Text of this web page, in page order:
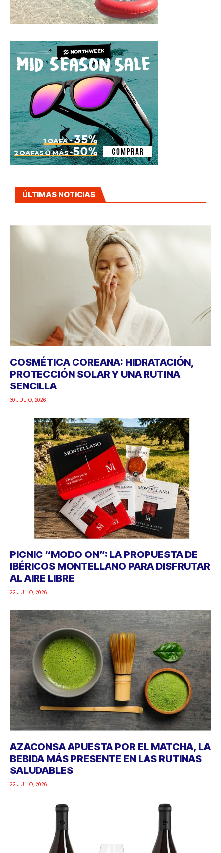
ÚLTIMAS NOTICIAS
COSMÉTICA COREANA: HIDRATACIÓN,
PROTECCIÓN SOLAR Y UNA RUTINA
SENCILLA
30 JULIO, 2026
PICNIC “MODO ON”: LA PROPUESTA DE
IBÉRICOS MONTELLANO PARA DISFRUTAR
AL AIRE LIBRE
22 JULIO, 2026
AZACONSA APUESTA POR EL MATCHA, LA
BEBIDA MÁS PRESENTE EN LAS RUTINAS
SALUDABLES
22 JULIO, 2026